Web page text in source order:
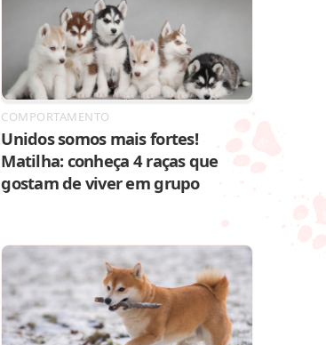
COMPORTAMENTO
Unidos somos mais fortes!
Matilha: conheça 4 raças que
gostam de viver em grupo